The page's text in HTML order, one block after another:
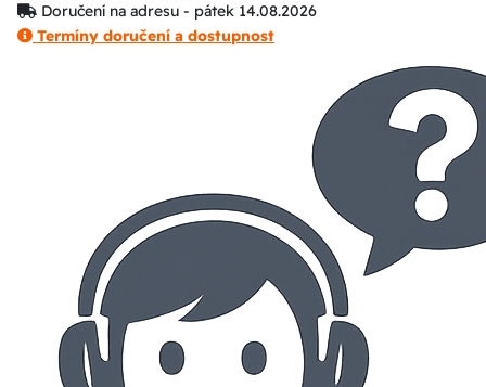
Doručení na adresu - pátek 14.08.2026
Termíny doručení a dostupnost